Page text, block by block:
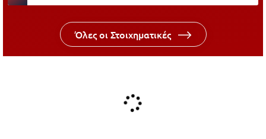
Όλες οι Στοιχηματικές